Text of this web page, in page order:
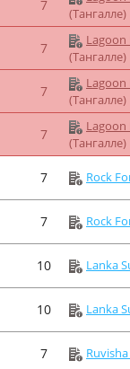
7
(Тангалле)
7
Lagoon
(Тангалле)
7
Lagoon
(Тангалле)
7
Lagoon
(Тангалле)
7 Rock
7 Rock
10 Lanka
10 Lanka
7